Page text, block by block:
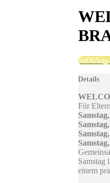
Sa06Aug
Details
Für
Samstag
einem